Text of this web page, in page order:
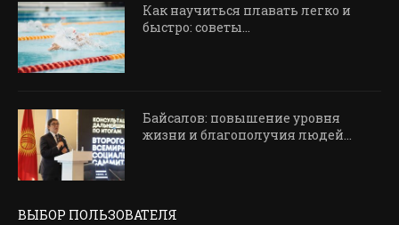
Как научиться плавать легко и
быстро: советы...
Байсалов: повышение уровня
жизни и благополучия людей...
ВЫБОР ПОЛЬЗОВАТЕЛЯ